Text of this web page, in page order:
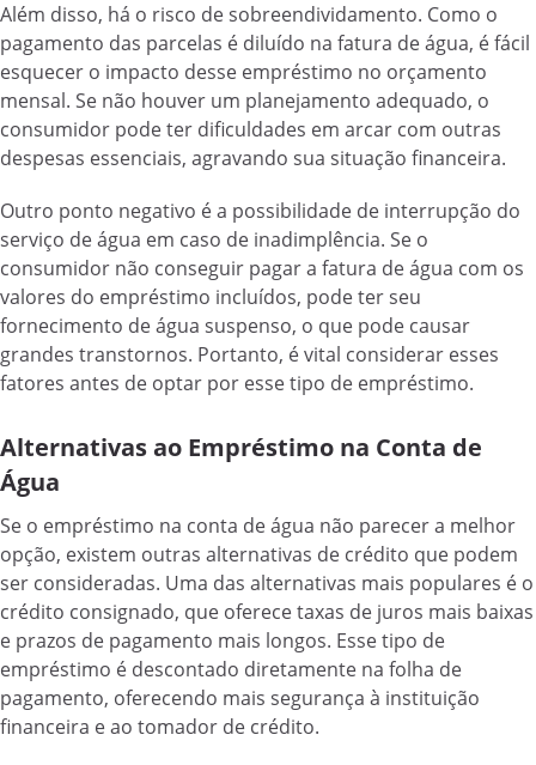
Além disso, há o risco de sobreendividamento. Como o
pagamento das parcelas é diluído na fatura de água, é fácil
esquecer o impacto desse empréstimo no orçamento
mensal. Se não houver um planejamento adequado, o
consumidor pode ter dificuldades em arcar com outras
despesas essenciais, agravando sua situação financeira.
Outro ponto negativo é a possibilidade de interrupção do
serviço de água em caso de inadimplência. Se o
consumidor não conseguir pagar a fatura de água com os
valores do empréstimo incluídos, pode ter seu
fornecimento de água suspenso, o que pode causar
grandes transtornos. Portanto, é vital considerar esses
fatores antes de optar por esse tipo de empréstimo.
Alternativas ao Empréstimo na Conta de
Água
Se o empréstimo na conta de água não parecer a melhor
opção, existem outras alternativas de crédito que podem
ser consideradas. Uma das alternativas mais populares é o
crédito consignado, que oferece taxas de juros mais baixas
e prazos de pagamento mais longos. Esse tipo de
empréstimo é descontado diretamente na folha de
pagamento, oferecendo mais segurança à instituição
financeira e ao tomador de crédito.